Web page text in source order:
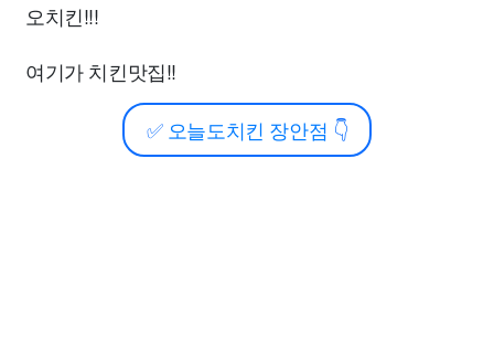
오치킨!!!
여기가 치킨맛집!!
✅ 오늘도치킨 장안점 👇